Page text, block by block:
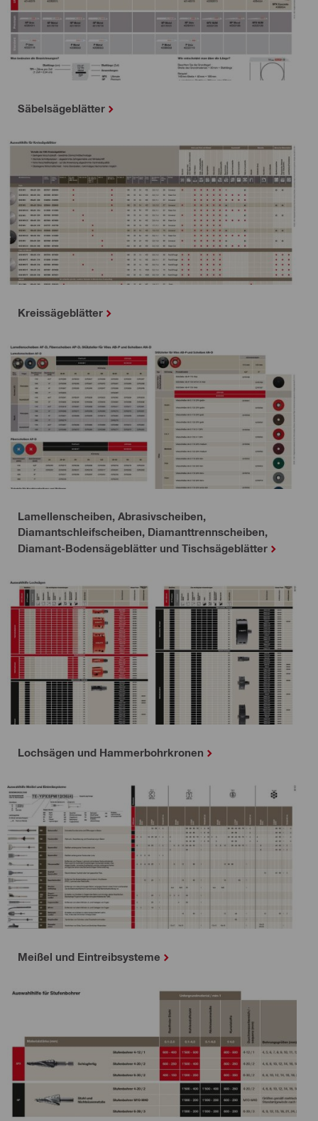
Säbelsägeblätter
Kreissägeblätter
Lamellenscheiben, Abrasivscheiben,
Diamantschleifscheiben, Diamanttrennscheiben,
Diamant-Bodensägeblätter und Tischsägeblätter
Lochsägen und Hammerbohrkronen
Meißel und Eintreibsysteme